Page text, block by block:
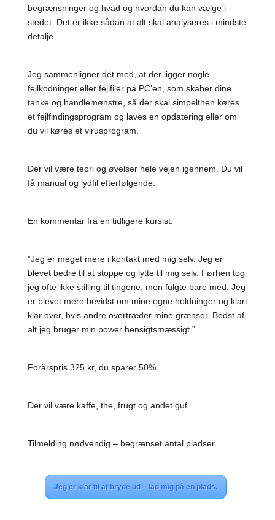
begrænsninger og hvad og hvordan du kan vælge i
stedet. Det er ikke sådan at alt skal analyseres i mindste
detalje.
Jeg sammenligner det med, at der ligger nogle
fejlkodninger eller fejlfiler på PC’en, som skaber dine
tanke og handlemønstre, så der skal simpelthen køres
et fejlfindingsprogram og laves en opdatering eller om
du vil køres et virusprogram.
Der vil være teori og øvelser hele vejen igennem. Du vil
få manual og lydfil efterfølgende.
En kommentar fra en tidligere kursist:
”Jeg er meget mere i kontakt med mig selv. Jeg er
blevet bedre til at stoppe og lytte til mig selv. Førhen tog
jeg ofte ikke stilling til tingene; men fulgte bare med. Jeg
er blevet mere bevidst om mine egne holdninger og klart
klar over, hvis andre overtræder mine grænser. Bedst af
alt jeg bruger min power hensigtsmæssigt.”
Forårspris 325 kr, du sparer 50%
Der vil være kaffe, the, frugt og andet guf.
Tilmelding nødvendig – begrænset antal pladser.
Jeg er klar til at bryde ud – lad mig på en plads.